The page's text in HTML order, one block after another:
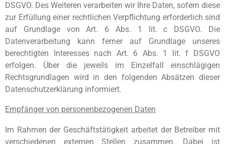
DSGVO. Des Weiteren verarbeiten wir Ihre Daten, sofern diese
zur Erfüllung einer rechtlichen Verpflichtung erforderlich sind
auf Grundlage von Art. 6 Abs. 1 lit. c DSGVO. Die
Datenverarbeitung kann ferner auf Grundlage unseres
berechtigten Interesses nach Art. 6 Abs. 1 lit. f DSGVO
erfolgen. Über die jeweils im Einzelfall einschlägigen
Rechtsgrundlagen wird in den folgenden Absätzen dieser
Datenschutzerklärung informiert.
Empfänger von personenbezogenen Daten
Im Rahmen der Geschäftstätigkeit arbeitet der Betreiber mit
verschiedenen externen Stellen zusammen. Dabei ist